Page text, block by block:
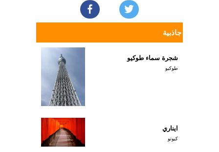
جاذبية
شجرة سماء طوكيو
طوكيو
ايناري
كيوتو